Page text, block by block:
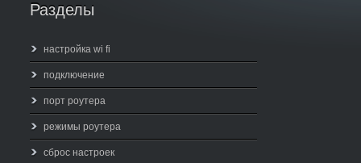
Разделы
настройка wi fi
подключение
порт роутера
режимы роутера
сброс настроек